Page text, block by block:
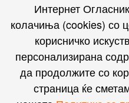
Интернет
Интернет
колачиња (cookies) со
корисничко
персонализирана
да продолжите со
страница ќе